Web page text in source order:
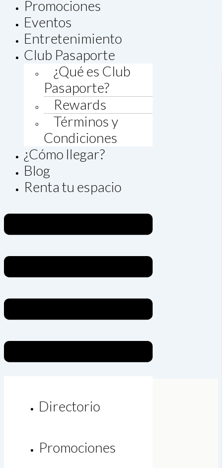
Promociones
Eventos
Entretenimiento
Club Pasaporte
¿Qué es Club
Pasaporte?
Rewards
Términos y
Condiciones
¿Cómo llegar?
Blog
Renta tu espacio
Directorio
Promociones